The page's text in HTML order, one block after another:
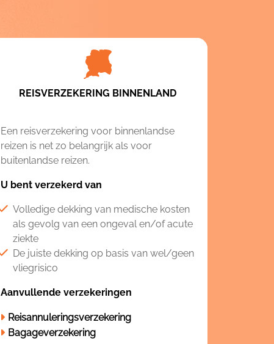
REISVERZEKERING BINNENLAND
Een reisverzekering voor binnenlandse
reizen is net zo belangrijk als voor
buitenlandse reizen.
U bent verzekerd van
Volledige dekking van medische kosten
als gevolg van een ongeval en/of acute
ziekte
De juiste dekking op basis van wel/geen
vliegrisico
Aanvullende verzekeringen
Reisannuleringsverzekering
Bagageverzekering